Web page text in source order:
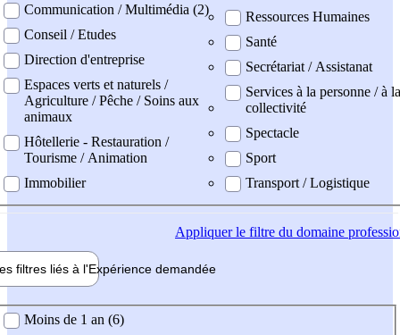
Communication / Multimédia (2)
Conseil / Etudes
Direction d'entreprise
Espaces verts et naturels /
Agriculture / Pêche / Soins aux
animaux
Hôtellerie - Restauration /
Tourisme / Animation
Immobilier
Ressources Humaines
Santé
Secrétariat / Assistanat
Services à la personne / à la
collectivité
Spectacle
Sport
Transport / Logistique
Appliquerle filtre du domaine
filtres liés à l'Expérience demandée
demandée
Moins de 1 an (6)